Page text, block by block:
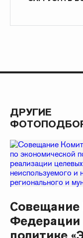
ДРУГИЕ
Совещание
Федерации